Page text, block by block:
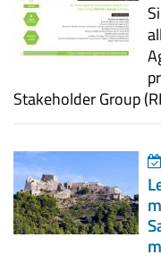
Stakeholder Group